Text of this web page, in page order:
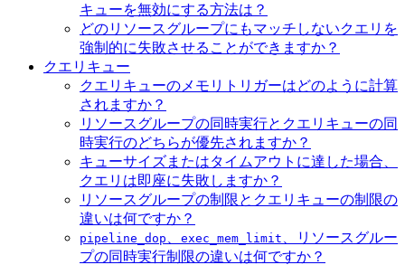
キューを無効にする方法は？
どのリソースグループにもマッチしないクエリを
強制的に失敗させることができますか？
クエリキュー
クエリキューのメモリトリガーはどのように計算
されますか？
リソースグループの同時実行とクエリキューの同
時実行のどちらが優先されますか？
キューサイズまたはタイムアウトに達した場合、
クエリは即座に失敗しますか？
リソースグループの制限とクエリキューの制限の
違いは何ですか？
pipeline_dop exec_mem_limit
、リソースグルー
プの同時実行制限の違いは何ですか？